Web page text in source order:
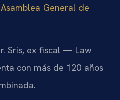
Asamblea General de
Sris, ex fiscal — Law
con más de 120 años